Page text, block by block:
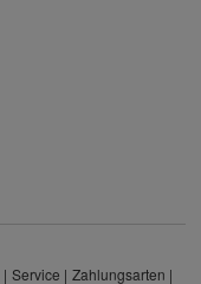
Service Zahlungsarten